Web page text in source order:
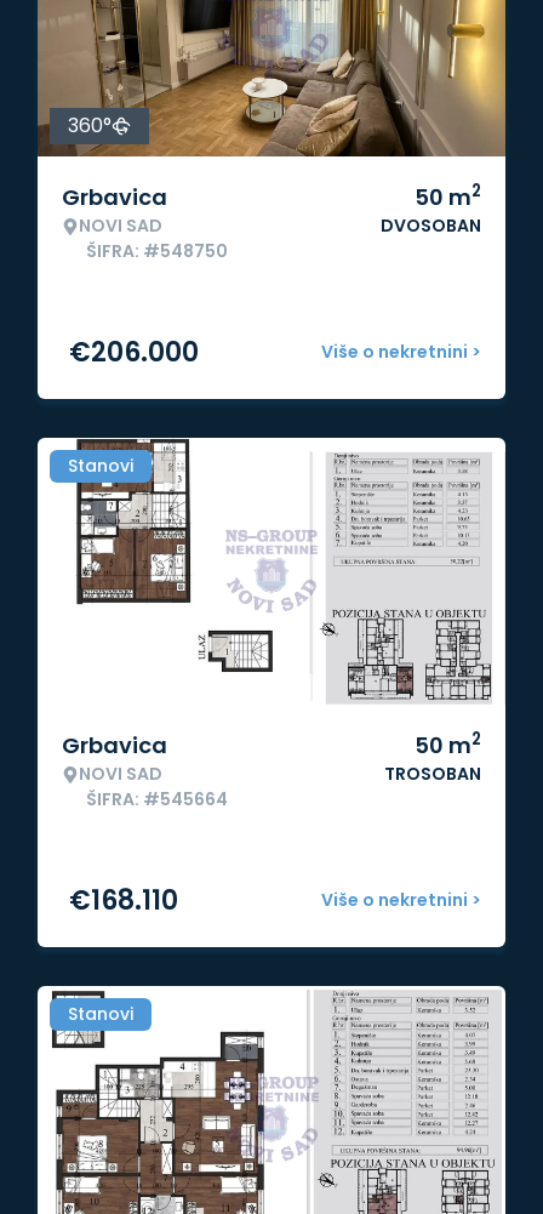
360°
Grbavica
NOVI SAD
ŠIFRA: #548750
50 m2
DVOSOBAN
Više o nekretnini >
€206.000
Stanovi
Grbavica
NOVI SAD
ŠIFRA: #545664
50 m2
TROSOBAN
Više o nekretnini >
€168.110
Stanovi